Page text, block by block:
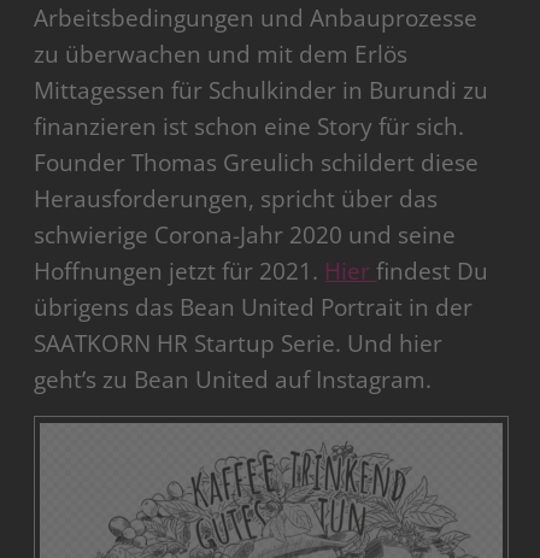
Arbeitsbedingungen und Anbauprozesse
zu überwachen und mit dem Erlös
Mittagessen für Schulkinder in Burundi zu
finanzieren ist schon eine Story für sich.
Founder Thomas Greulich schildert diese
Herausforderungen, spricht über das
schwierige Corona-Jahr 2020 und seine
Hoffnungen jetzt für 2021. Hierfindest Du
übrigens das Bean United Portrait in der
SAATKORN HR Startup Serie. Und hier
geht’s zu Bean United auf Instagram.